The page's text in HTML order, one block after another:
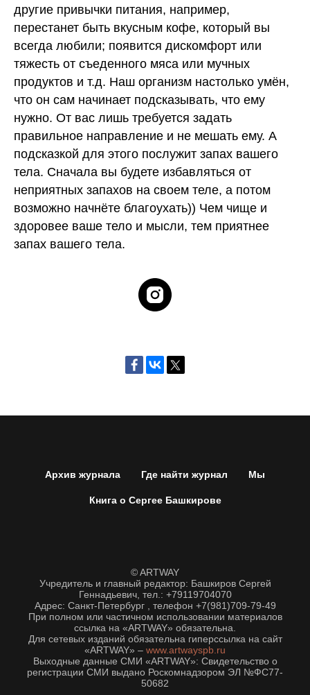
другие привычки питания, например,
перестанет быть вкусным кофе, который вы
всегда любили; появится дискомфорт или
тяжесть от съеденного мяса или мучных
продуктов и т.д. Наш организм настолько умён,
что он сам начинает подсказывать, что ему
нужно. От вас лишь требуется задать
правильное направление и не мешать ему. А
подсказкой для этого послужит запах вашего
тела. Сначала вы будете избавляться от
неприятных запахов на своем теле, а потом
возможно начнёте благоухать)) Чем чище и
здоровее ваше тело и мысли, тем приятнее
запах вашего тела.
Архив журнала Где найти журнал Мы
Книга о Сергее Башкирове
© ARTWAY
Учредитель и главный редактор: Башкиров Сергей
Геннадьевич, тел.: +79119704070
Адрес: Санкт-Петербург , телефон +7(981)709-79-49
При полном или частичном использовании материалов
ссылка на «ARTWAY» обязательна.
Для сетевых изданий обязательна гиперссылка на сайт
«ARTWAY» – www.artwayspb.ru
Выходные данные СМИ «ARTWAY»: Свидетельство о
регистрации СМИ выдано Роскомнадзором ЭЛ №ФС77-
50682